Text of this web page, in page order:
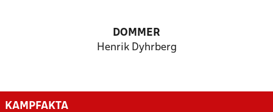
DOMMER
Henrik Dyhrberg
KAMPFAKTA